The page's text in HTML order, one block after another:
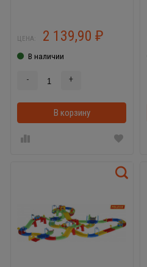
ЦЕНА: 2 139,90 ₽
В наличии
- +
В корзину